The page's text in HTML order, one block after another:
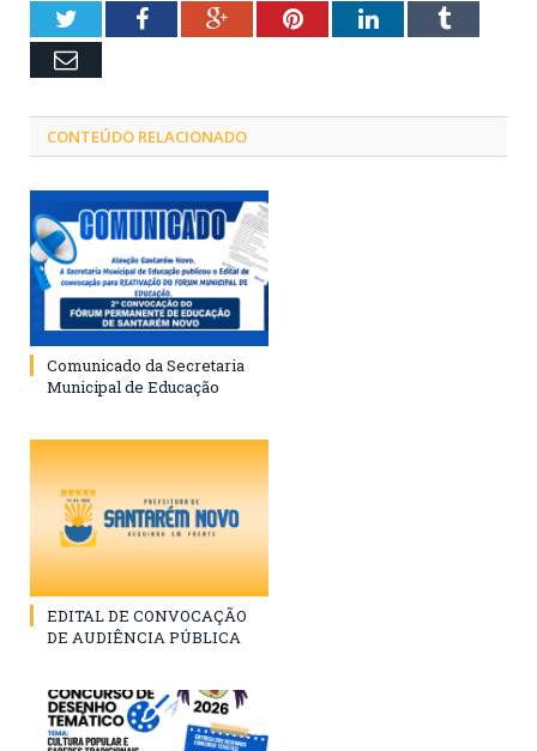
TwitterFacebookGoogle+PinterestLinkedInTumblr
Email
CONTEÚDO RELACIONADO
Comunicado da Secretaria
Municipal de Educação
EDITAL DE CONVOCAÇÃO
DE AUDIÊNCIA PÚBLICA